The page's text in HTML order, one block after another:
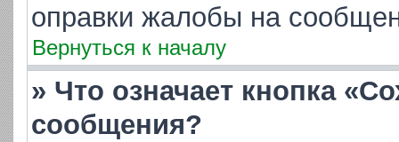
оправки жалобы на
Вернуться к началу
» Что означает кнопка
сообщения?